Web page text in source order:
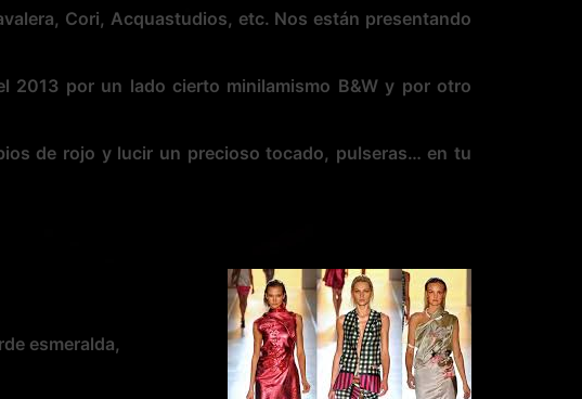
Cori, Acquastudios, etc. Nos están presentando
2013 por un lado cierto minilamismo B&W y por otro
de rojo y lucir un precioso tocado, pulseras… en tu
esmeralda,